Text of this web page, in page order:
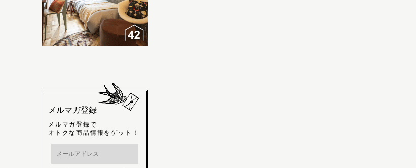
メルマガ登録
メルマガ登録で
オトクな商品情報をゲット！